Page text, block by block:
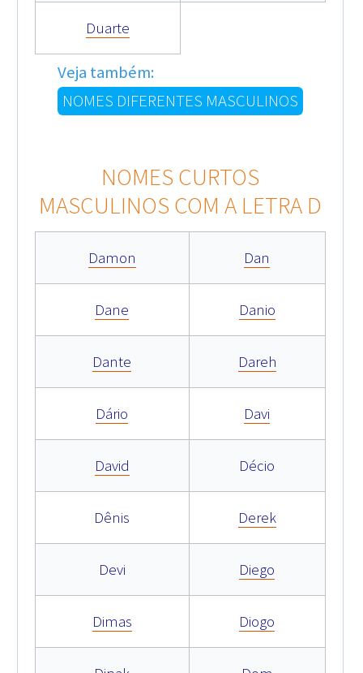
Duarte
Veja também:
NOMES DIFERENTES MASCULINOS
NOMES CURTOS
MASCULINOS COM A LETRA D
Damon Dan
Dane Danio
Dante Dareh
Dário Davi
David Décio
Dênis Derek
Devi Diego
Dimas Diogo